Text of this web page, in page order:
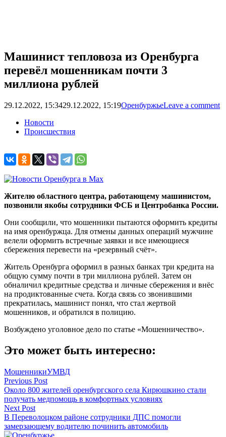
Машинист тепловоза из Оренбурга
перевёл мошенникам почти 3
миллиона рублей
29.12.2022, 15:3429.12.2022, 15:19ОренбуржьеLeave a comment
Новости
Происшествия
Жителю областного центра, работающему машинистом,
позвонили якобы сотрудники ФСБ и Центробанка России.
Они сообщили, что мошенники пытаются оформить кредиты
на имя оренбуржца. Для отмены данных операций мужчине
велели оформить встречные заявки и все имеющиеся
сбережения перевести на «резервный счёт».
Житель Оренбурга оформил в разных банках три кредита на
общую сумму почти в три миллиона рублей. Затем он
обналичил кредитные средства и личные сбережения и внёс
на продиктованные счета. Когда связь со звонившими
прекратилась, машинист понял, что стал жертвой
мошенников, и обратился в полицию.
Возбуждено уголовное дело по статье «Мошенничество».
Это может быть интересно:
МошенникиУМВД
Навигация
по
записям
Previous Post
Около 800 жителей оренбургского села Кирюшкино стали
получать медпомощь в комфортных условиях
Next Post
В Переволоцком районе сотрудники ДПС помогли
замерзающему водителю починить автомобиль